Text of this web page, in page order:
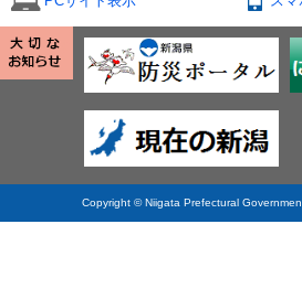
Copyright © Niigata Prefectural